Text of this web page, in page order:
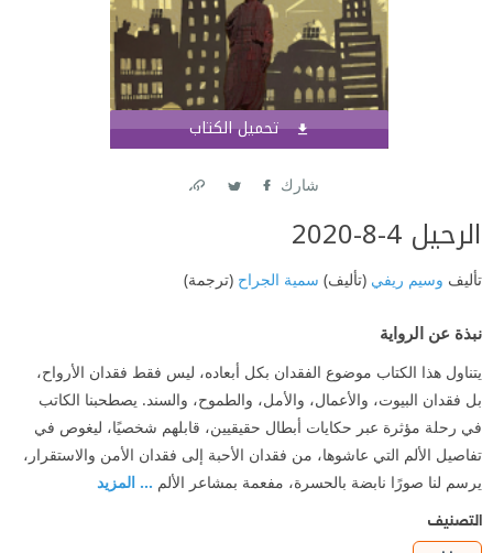
تحميل الكتاب
شارك
الرحيل 4-8-2020
تأليف وسيم ريفي (تأليف) سمية الجراح (ترجمة)
نبذة عن الرواية
يتناول هذا الكتاب موضوع الفقدان بكل أبعاده، ليس فقط فقدان الأرواح،
بل فقدان البيوت، والأعمال، والأمل، والطموح، والسند. يصطحبنا الكاتب
في رحلة مؤثرة عبر حكايات أبطال حقيقيين، قابلهم شخصيًا، ليغوص في
تفاصيل الألم التي عاشوها، من فقدان الأحبة إلى فقدان الأمن والاستقرار،
يرسم لنا صورًا نابضة بالحسرة، مفعمة بمشاعر الألم ... المزيد
التصنيف